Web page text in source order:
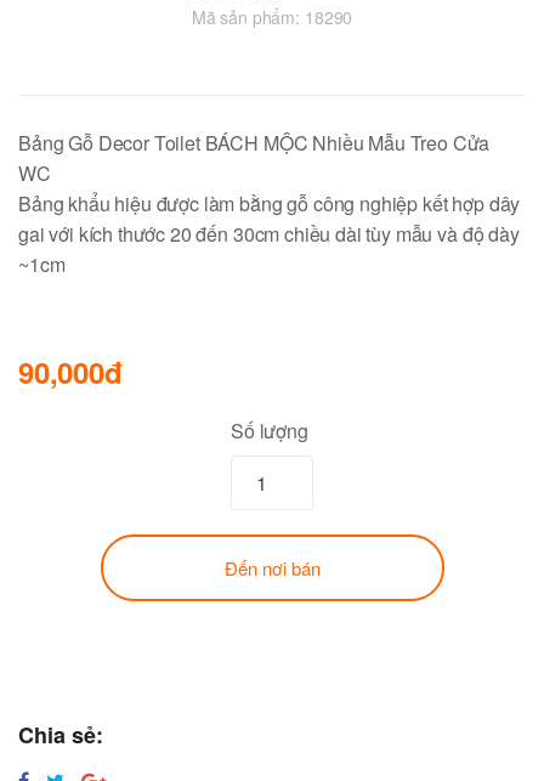
Mã sản phẩm: 18290
Bảng Gỗ Decor Toilet BÁCH MỘC Nhiều Mẫu Treo Cửa
WC
Bảng khẩu hiệu được làm bằng gỗ công nghiệp kết hợp dây
gai với kích thước 20 đến 30cm chiều dài tùy mẫu và độ dày
~1cm
90,000đ
Số lượng
Đến nơi bán
Chia sẻ: